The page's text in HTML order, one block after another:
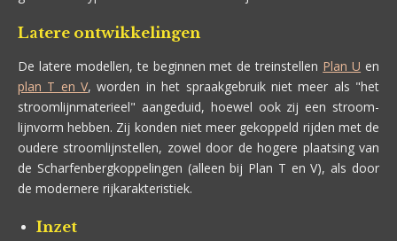
Latere ontwikkelingen
De latere modellen, te beginnen met de treinstellen Plan U en
plan T en V, worden in het spraakgebruik niet meer als "het
stroomlijnmaterieel" aangeduid, hoewel ook zij een stroom-
lijnvorm hebben. Zij konden niet meer gekoppeld rijden met de
oudere stroomlijnstellen, zowel door de hogere plaatsing van
de Scharfenbergkoppelingen (alleen bij Plan T en V), als door
de modernere rijkarakteristiek.
Inzet